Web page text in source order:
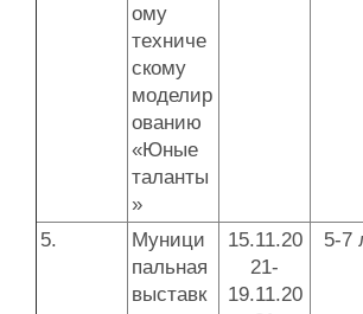
ому
техниче
скому
моделир
ованию
«Юные
таланты
»
5.
Муници
пальная
выставк
15.11.20
21-
19.11.20
5-7